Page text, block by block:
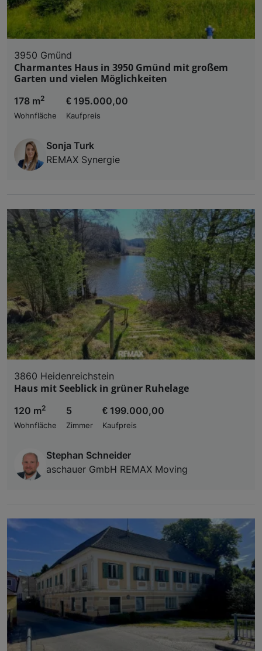
3950 Gmünd
Charmantes Haus in 3950 Gmünd mit großem
Garten und vielen Möglichkeiten
178 m2
Wohnfläche
€ 195.000,00
Kaufpreis
Sonja Turk
REMAX Synergie
3860 Heidenreichstein
Haus mit Seeblick in grüner Ruhelage
120 m2
Wohnfläche
5
Zimmer
€ 199.000,00
Kaufpreis
Stephan Schneider
aschauer GmbH REMAX Moving